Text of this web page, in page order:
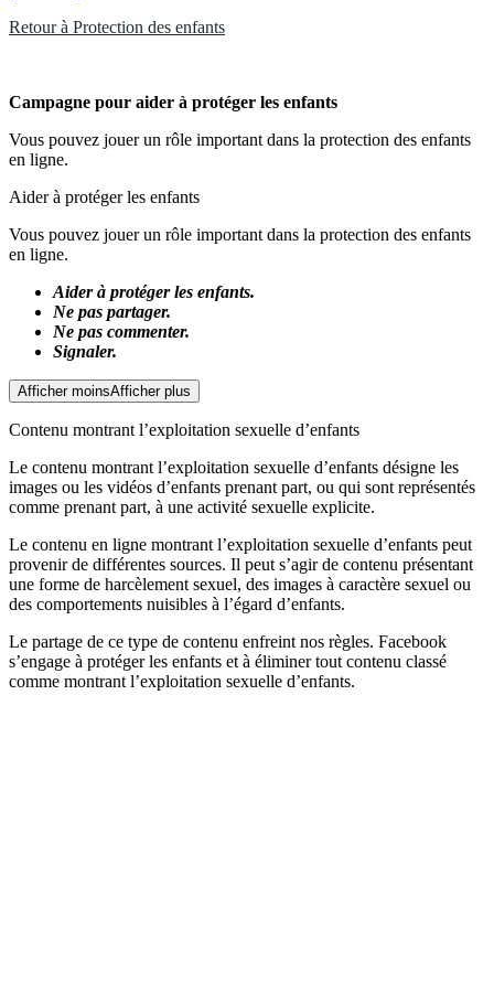
Retour à Protection des enfants
Campagne pour aider à protéger les enfants
Vous pouvez jouer un rôle important dans la protection des enfants
en ligne.
Aider à protéger les enfants
Vous pouvez jouer un rôle important dans la protection des enfants
en ligne.
Aider à protéger les enfants.
Ne pas partager.
Ne pas commenter.
Signaler.
Afficher moinsAfficher plus
Contenu montrant l’exploitation sexuelle d’enfants
Le contenu montrant l’exploitation sexuelle d’enfants désigne les
images ou les vidéos d’enfants prenant part, ou qui sont représentés
comme prenant part, à une activité sexuelle explicite.
Le contenu en ligne montrant l’exploitation sexuelle d’enfants peut
provenir de différentes sources. Il peut s’agir de contenu présentant
une forme de harcèlement sexuel, des images à caractère sexuel ou
des comportements nuisibles à l’égard d’enfants.
Le partage de ce type de contenu enfreint nos règles. Facebook
s’engage à protéger les enfants et à éliminer tout contenu classé
comme montrant l’exploitation sexuelle d’enfants.